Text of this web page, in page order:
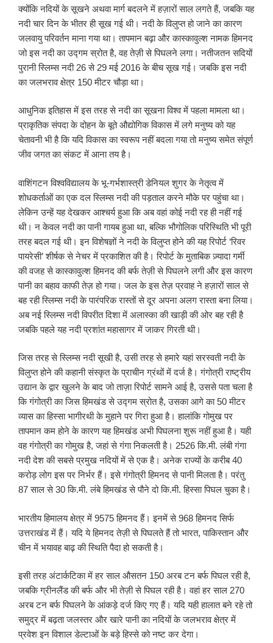
क्योंकि नदियों के सूखने अथवा मार्ग बदलने में हज़ारों साल लगते हैं, जबकि यह
नदी चार दिन के भीतर ही सूख गई थी। नदी के विलुप्त हो जाने का कारण
जलवायु परिवर्तन माना गया था। तापमान बढ़ा और कास्कावुल्श नामक हिमनद
जो इस नदी का उद्गम स्रोत है, वह तेज़ी से पिघलने लगा। नतीजतन सदियों
पुरानी स्लिम्स नदी 26 से 29 मई 2016 के बीच सूख गई। जबकि इस नदी
का जलभराव क्षेत्र 150 मीटर चौड़ा था।
आधुनिक इतिहास में इस तरह से नदी का सूखना विश्व में पहला मामला था।
प्राकृतिक संपदा के दोहन के बूते औद्योगिक विकास में लगे मनुष्य को यह
चेतावनी भी है कि यदि विकास का स्वरूप नहीं बदला गया तो मनुष्य समेत संपूर्ण
जीव जगत का संकट में आना तय है।
वाशिंगटन विश्वविद्यालय के भू-गर्भशास्त्री डेनियल शुगर के नेतृत्व में
शोधकर्ताओं का एक दल स्लिम्स नदी की पड़ताल करने मौके पर पहुंचा था।
लेकिन उन्हें यह देखकर आश्चर्य हुआ कि अब वहां कोई नदी रह ही नहीं गई
थी। न केवल नदी का पानी गायब हुआ था, बल्कि भौगोलिक परिस्थिति भी पूरी
तरह बदल गई थी। इन विशेषज्ञों ने नदी के विलुप्त होने की यह रिपोर्ट ‘रिवर
पायरेसी’ शीर्षक से नेचर में प्रकाशित की है। रिपोर्ट के मुताबिक ज़्यादा गर्मी
की वजह से कास्कावुल्श हिमनद की बर्फ तेज़ी से पिघलने लगी और इस कारण
पानी का बहाव काफी तेज़ हो गया। जल के इस तेज़ प्रवाह ने हज़ारों साल से
बह रही स्लिम्स नदी के पारंपरिक रास्तों से दूर अपना अलग रास्ता बना लिया।
अब नई स्लिम्स नदी विपरीत दिशा में अलास्का की खाड़ी की ओर बह रही है
जबकि पहले यह नदी प्रशांत महासागर में जाकर गिरती थी।
जिस तरह से स्लिम्स नदी सूखी है, उसी तरह से हमारे यहां सरस्वती नदी के
विलुप्त होने की कहानी संस्कृत के प्राचीन ग्रंथों में दर्ज है। गंगोत्री राष्ट्रीय
उद्यान के द्वार खुलने के बाद जो ताज़ा रिपोर्ट सामने आई है, उससे पता चला है
कि गंगोत्री का जिस हिमखंड से उद्गम स्रोत है, उसका आगे का 50 मीटर
व्यास का हिस्सा भागीरथी के मुहाने पर गिरा हुआ है। हालांकि गोमुख पर
तापमान कम होने के कारण यह हिमखंड अभी पिघलना शुरू नहीं हुआ है। यही
वह गंगोत्री का गोमुख है, जहां से गंगा निकलती है। 2526 कि.मी. लंबी गंगा
नदी देश की सबसे प्रमुख नदियों में से एक है। अनेक राज्यों के करीब 40
करोड़ लोग इस पर निर्भर हैं। इसे गंगोत्री हिमनद से पानी मिलता है। परंतु
87 साल से 30 कि.मी. लंबे हिमखंड से पौने दो कि.मी. हिस्सा पिघल चुका है।
भारतीय हिमालय क्षेत्र में 9575 हिमनद हैं। इनमें से 968 हिमनद सिर्फ
उत्तराखंड में हैं। यदि ये हिमनद तेज़ी से पिघलते हैं तो भारत, पाकिस्तान और
चीन में भयावह बाढ़ की स्थिति पैदा हो सकती है।
इसी तरह अंटार्कटिका में हर साल औसतन 150 अरब टन बर्फ पिघल रही है,
जबकि ग्रीनलैंड की बर्फ और भी तेज़ी से पिघल रही है। वहां हर साल 270
अरब टन बर्फ पिघलने के आंकड़े दर्ज किए गए हैं। यदि यही हालात बने रहे तो
समुद्र में बढ़ता जलस्तर और खारे पानी का नदियों के जलभराव क्षेत्र में
प्रवेश इन विशाल डेल्टाओं के बड़े हिस्से को नष्ट कर देगा।